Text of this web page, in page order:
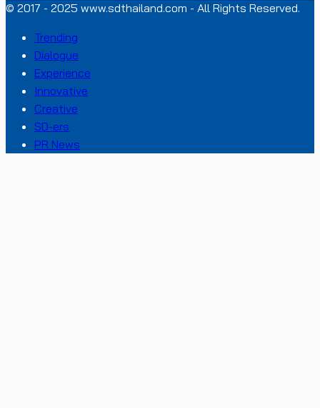
© 2017 - 2025 www.sdthailand.com - All Rights Reserved.
Trending
Dialogue
Experience
Innovative
Creative
SD-ers
PR News